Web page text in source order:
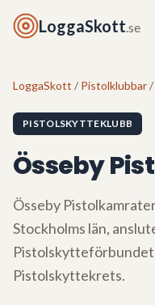
LoggaSkott.se
LoggaSkott / Pistolklubbar/
PISTOLSKYTTEKLUBB
Össeby
Össeby
Stockholms län,
Pistolskytteförbundet
Pistolskyttekrets.